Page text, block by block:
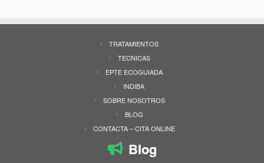
TRATAMIENTOS
TECNICAS
EPTE ECOGUIADA
INDIBA
SOBRE NOSOTROS
BLOG
CONTACTA – CITA ONLINE
Blog